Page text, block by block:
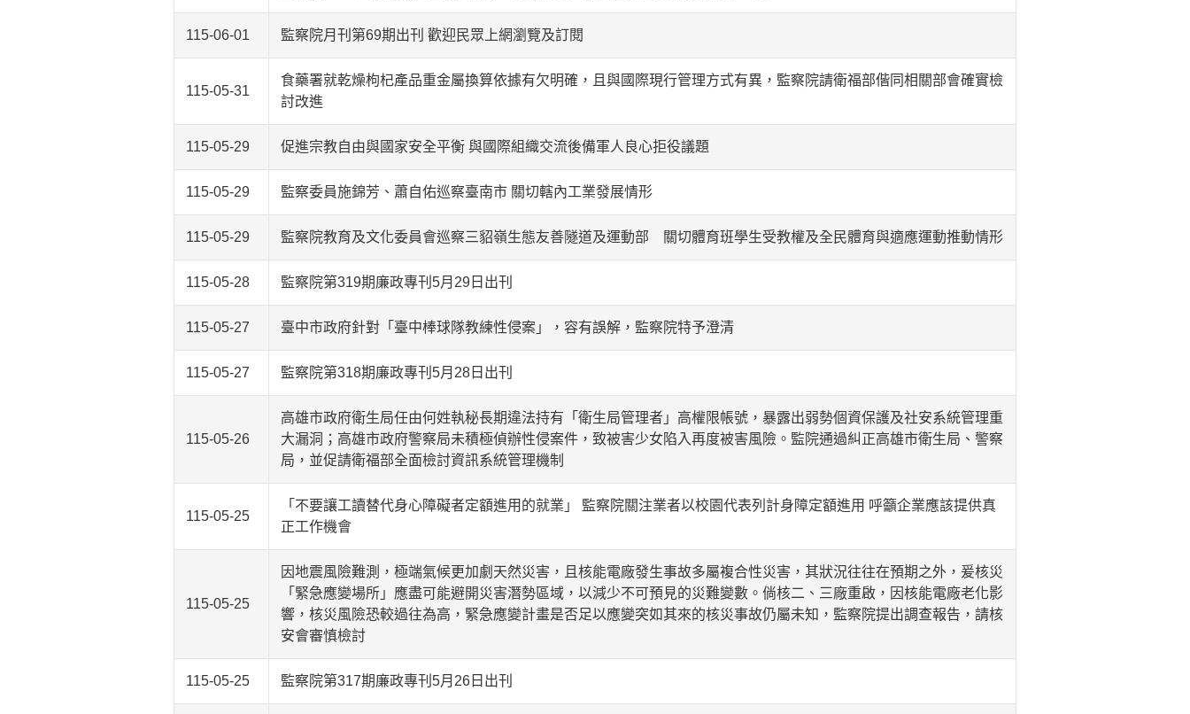
115-06-01 監察院月刊第69期出刊 歡迎民眾上網瀏覽及訂閱
115-05-31
食藥署就乾燥枸杞產品重金屬換算依據有欠明確，且與國際現行管理方式有異，監察院請衛福部偕同相關部會確實檢
討改進
115-05-29 促進宗教自由與國家安全平衡 與國際組織交流後備軍人良心拒役議題
115-05-29 監察委員施錦芳、蕭自佑巡察臺南市 關切轄內工業發展情形
115-05-29 監察院教育及文化委員會巡察三貂嶺生態友善隧道及運動部 關切體育班學生受教權及全民體育與適應運動推動情形
115-05-28 監察院第319期廉政專刊5月29日出刊
115-05-27 臺中市政府針對「臺中棒球隊教練性侵案」，容有誤解，監察院特予澄清
115-05-27 監察院第318期廉政專刊5月28日出刊
115-05-26
高雄市政府衛生局任由何姓執秘長期違法持有「衛生局管理者」高權限帳號，暴露出弱勢個資保護及社安系統管理重
大漏洞；高雄市政府警察局未積極偵辦性侵案件，致被害少女陷入再度被害風險。監院通過糾正高雄市衛生局、警察
局，並促請衛福部全面檢討資訊系統管理機制
115-05-25
「不要讓工讀替代身心障礙者定額進用的就業」 監察院關注業者以校園代表列計身障定額進用 呼籲企業應該提供真
正工作機會
115-05-25
因地震風險難測，極端氣候更加劇天然災害，且核能電廠發生事故多屬複合性災害，其狀況往往在預期之外，爰核災
「緊急應變場所」應盡可能避開災害潛勢區域，以減少不可預見的災難變數。倘核二、三廠重啟，因核能電廠老化影
響，核災風險恐較過往為高，緊急應變計畫是否足以應變突如其來的核災事故仍屬未知，監察院提出調查報告，請核
安會審慎檢討
115-05-25 監察院第317期廉政專刊5月26日出刊